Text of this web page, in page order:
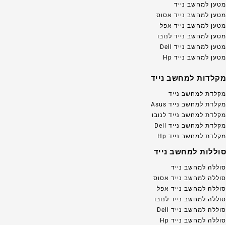
מטען למחשב נייד
מטען למחשב נייד אסוס
מטען למחשב נייד אפל
מטען למחשב נייד לנובו
מטען למחשב נייד Dell
מטען למחשב נייד Hp
מקלדות למחשב נייד
מקלדת למחשב נייד
מקלדת למחשב נייד Asus
מקלדת למחשב נייד לנובו
מקלדת למחשב נייד Dell
מקלדת למחשב נייד Hp
סוללות למחשב נייד
סוללה למחשב נייד
סוללה למחשב נייד אסוס
סוללה למחשב נייד אפל
סוללה למחשב נייד לנובו
סוללה למחשב נייד Dell
סוללה למחשב נייד Hp